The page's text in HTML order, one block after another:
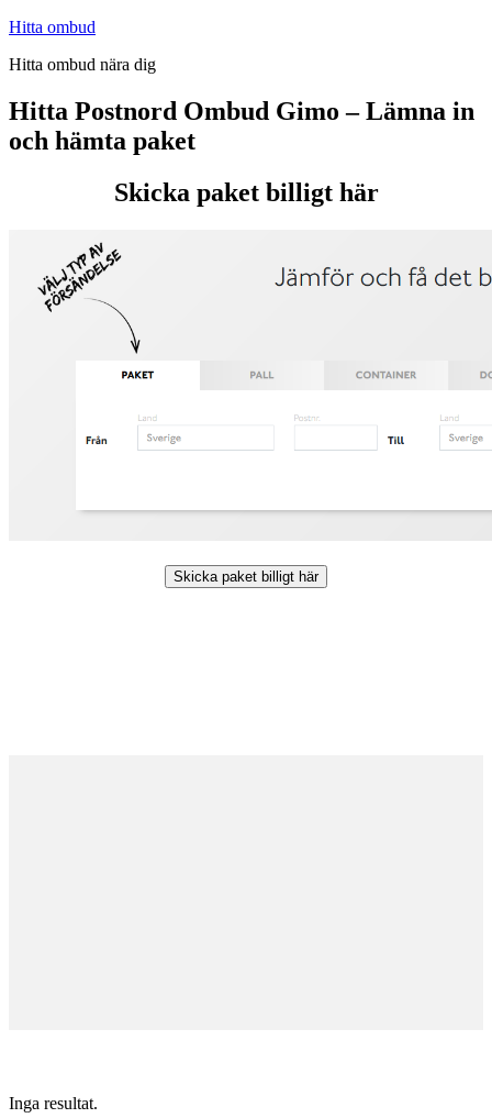
Hoppa
innehåll
Hitta ombud
Hitta ombud nära dig
Hitta Postnord Ombud Gimo – Lämna in
och hämta paket
Skicka paket billigt här
Skicka paket billigt här
Inga resultat.